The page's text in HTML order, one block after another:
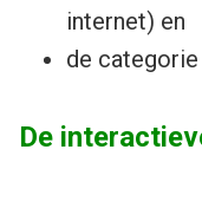
internet) en
de
De